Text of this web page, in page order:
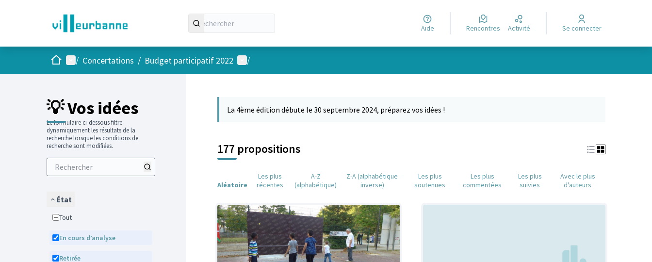
Aide Rencontres Activité Se connecter
AccueilMenu principal
/ Concertations / Budget participatif 2022 Menu utilisateur
/
💡 Vos idées
Le formulaire ci-dessous filtre
dynamiquement les résultats de la
recherche lorsque les conditions de
recherche sont modifiées.
État
Tout
En cours d’analyse
Retirée
La 4ème édition débute le 30 septembre 2024, préparez vos idées !
177 propositions
Aléatoire
Les plus
récentes
A-Z
(alphabétique)
Z-A (alphabétique
inverse)
Les plus
soutenues
Les plus
commentées
Les plus
suivies
Avec le plus
d'auteurs